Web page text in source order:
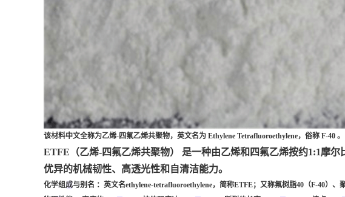
该材料中文全称为乙烯-四氟乙烯共聚物，英文名为 Ethylene Tetrafluoroethylene，俗称 F-40 。
ETFE（乙烯-四氟乙烯共聚物） 是一种由乙烯和四氟乙烯按约1:1摩尔
优异的机械韧性、高透光性和自清洁能力。
化学组成与别名 ：英文名ethylene-tetrafluoroethylene，简称ETFE；又称氟树脂40（F-40）、